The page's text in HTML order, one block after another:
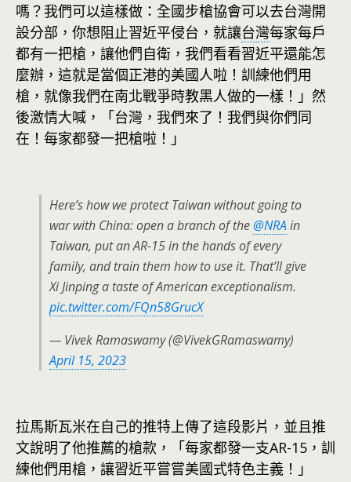
嗎？我們可以這樣做：全國步槍協會可以去台灣開
設分部，你想阻止習近平侵台，就讓台灣每家每戶
都有一把槍，讓他們自衛，我們看看習近平還能怎
麼辦，這就是當個正港的美國人啦！訓練他們用
槍，就像我們在南北戰爭時教黑人做的一樣！」然
後激情大喊，「台灣，我們來了！我們與你們同
在！每家都發一把槍啦！」
Here’s how we protect Taiwan without going to
war with China: open a branch of the@NRAin
Taiwan, put an AR-15 in the hands of every
family, and train them how to use it. That’ll give
Xi Jinping a taste of American exceptionalism.
pic.twitter.com/FQn58GrucX
— Vivek Ramaswamy (@VivekGRamaswamy)
April 15, 2023
拉馬斯瓦米在自己的推特上傳了這段影片，並且推
文說明了他推薦的槍款，「每家都發一支AR-15，訓
練他們用槍，讓習近平嘗嘗美國式特色主義！」